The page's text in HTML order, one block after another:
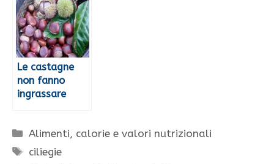
Le castagne
non fanno
ingrassare
Categorie
Alimenti, calorie e valori nutrizionali
Tag
ciliegie